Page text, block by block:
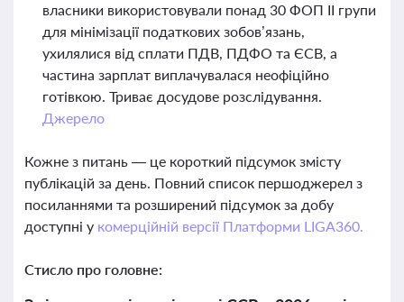
власники використовували понад 30 ФОП ІІ групи
для мінімізації податкових зобов’язань,
ухилялися від сплати ПДВ, ПДФО та ЄСВ, а
частина зарплат виплачувалася неофіційно
готівкою. Триває досудове розслідування.
Джерело
Кожне з питань — це короткий підсумок змісту
публікацій за день. Повний список першоджерел з
посиланнями та розширений підсумок за добу
доступні у комерційній версії Платформи LIGA360.
Стисло про головне: